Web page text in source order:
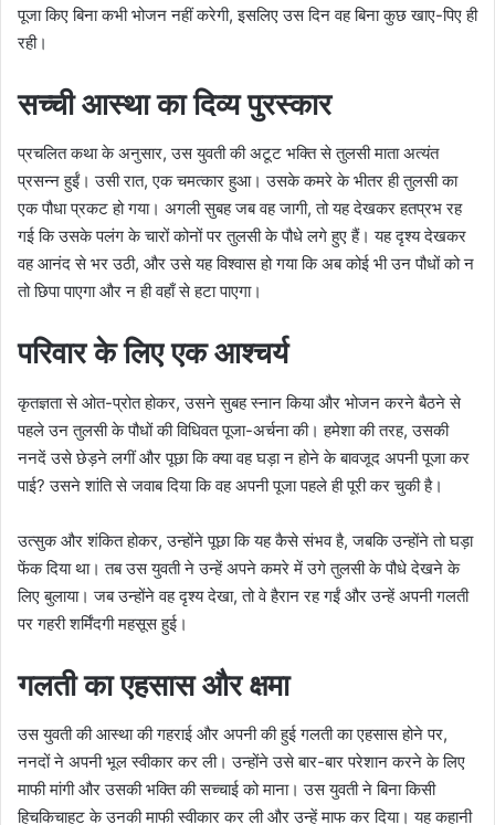
पूजा किए बिना कभी भोजन नहीं करेगी, इसलिए उस दिन वह बिना कुछ खाए-पिए ही
रही।
सच्ची आस्था का दिव्य पुरस्कार
प्रचलित कथा के अनुसार, उस युवती की अटूट भक्ति से तुलसी माता अत्यंत
प्रसन्न हुईं। उसी रात, एक चमत्कार हुआ। उसके कमरे के भीतर ही तुलसी का
एक पौधा प्रकट हो गया। अगली सुबह जब वह जागी, तो यह देखकर हतप्रभ रह
गई कि उसके पलंग के चारों कोनों पर तुलसी के पौधे लगे हुए हैं। यह दृश्य देखकर
वह आनंद से भर उठी, और उसे यह विश्वास हो गया कि अब कोई भी उन पौधों को न
तो छिपा पाएगा और न ही वहाँ से हटा पाएगा।
परिवार के लिए एक आश्चर्य
कृतज्ञता से ओत-प्रोत होकर, उसने सुबह स्नान किया और भोजन करने बैठने से
पहले उन तुलसी के पौधों की विधिवत पूजा-अर्चना की। हमेशा की तरह, उसकी
ननदें उसे छेड़ने लगीं और पूछा कि क्या वह घड़ा न होने के बावजूद अपनी पूजा कर
पाई? उसने शांति से जवाब दिया कि वह अपनी पूजा पहले ही पूरी कर चुकी है।
उत्सुक और शंकित होकर, उन्होंने पूछा कि यह कैसे संभव है, जबकि उन्होंने तो घड़ा
फेंक दिया था। तब उस युवती ने उन्हें अपने कमरे में उगे तुलसी के पौधे देखने के
लिए बुलाया। जब उन्होंने वह दृश्य देखा, तो वे हैरान रह गईं और उन्हें अपनी गलती
पर गहरी शर्मिंदगी महसूस हुई।
गलती का एहसास और क्षमा
उस युवती की आस्था की गहराई और अपनी की हुई गलती का एहसास होने पर,
ननदों ने अपनी भूल स्वीकार कर ली। उन्होंने उसे बार-बार परेशान करने के लिए
माफी मांगी और उसकी भक्ति की सच्चाई को माना। उस युवती ने बिना किसी
हिचकिचाहट के उनकी माफी स्वीकार कर ली और उन्हें माफ कर दिया। यह कहानी